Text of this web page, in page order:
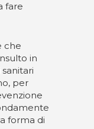
fare
che
in
per
forma di